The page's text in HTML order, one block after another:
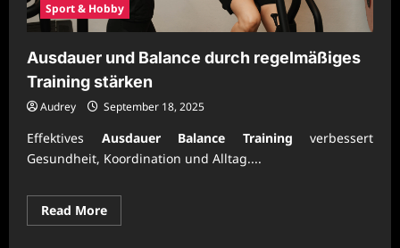
Sport & Hobby
Ausdauer und Balance durch regelmäßiges
Training stärken
Audrey September 18, 2025
Effektives Ausdauer Balance Training verbessert
Gesundheit, Koordination und Alltag....
Read MoreRead
more